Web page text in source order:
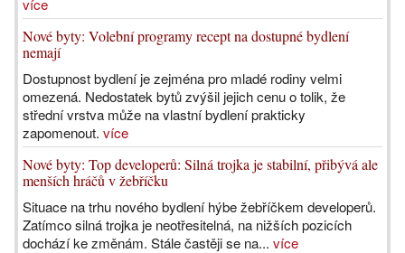
více
Nové byty: Volební programy recept na dostupné bydlení
nemají
Dostupnost bydlení je zejména pro mladé rodiny velmi
omezená. Nedostatek bytů zvýšil jejich cenu o tolik, že
střední vrstva může na vlastní bydlení prakticky
zapomenout. více
Nové byty: Top developerů: Silná trojka je stabilní, přibývá ale
menších hráčů v žebříčku
Situace na trhu nového bydlení hýbe žebříčkem developerů.
Zatímco silná trojka je neotřesitelná, na nižších pozicích
dochází ke změnám. Stále častěji se na... více